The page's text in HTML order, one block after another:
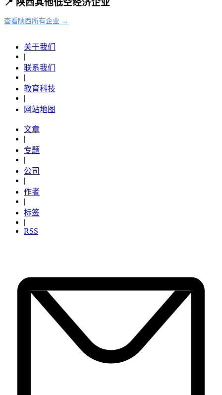
📍 陕西其他低空经济企业
查看陕西所有企业 →
关于我们
|
联系我们
|
教育科技
|
网站地图
文章
|
专题
|
公司
|
作者
|
标签
|
RSS